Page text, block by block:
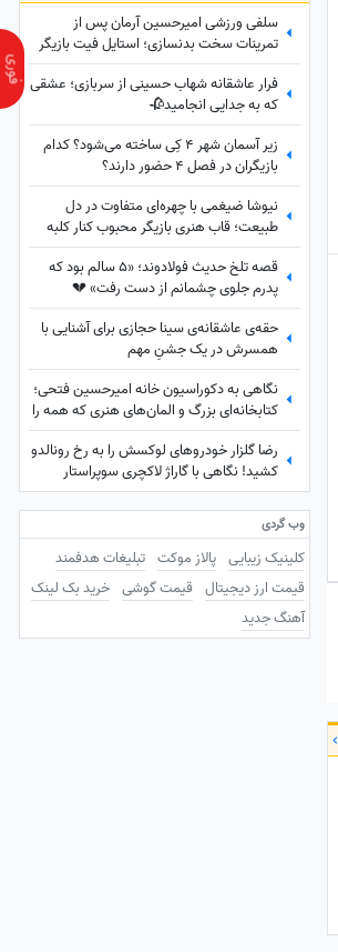
سلفی ورزشی امیرحسین آرمان پس از
تمرینات سخت بدنسازی؛ استایل فیت بازیگر
محبوب در باشگاه
فرار عاشقانه شهاب حسینی از سربازی؛ عشقی
که به جدایی انجامید🥀
زیر آسمان شهر 4 کِی ساخته می‌شود؟ کدام
بازیگران در فصل 4 حضور دارند؟
نیوشا ضیغمی با چهره‌ای متفاوت در دل
طبیعت؛ قاب هنری بازیگر محبوب کنار کلبه
چوبی
قصه تلخ حدیث فولادوند؛ «5 سالم بود که
پدرم جلوی چشمانم از دست رفت» 💔
حقه‌ی عاشقانه‌ی سینا حجازی برای آشنایی با
همسرش در یک جشنِ مهم
نگاهی به دکوراسیون خانه امیرحسین فتحی؛
کتابخانه‌ای بزرگ و المان‌های هنری که همه را
غافلگیر کرد/ بیخود نیست بهش میگن آقازاده
سینمای ایران
رضا گلزار خودروهای لوکسش را به رخ رونالدو
کشید! نگاهی با گاراژ لاکچری سوپراستار
سینمای ایران+عکس
وب گردی
کلینیک زیبایی پالاز موکت تبلیغات هدفمند
قیمت ارز دیجیتال قیمت گوشی خرید بک لینک
آهنگ جدید